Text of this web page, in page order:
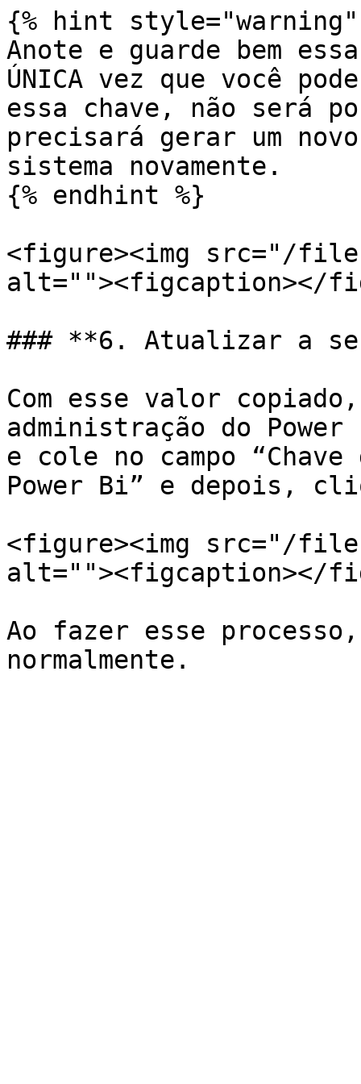
{% hint style="warning"
Anote e guarde bem
ÚNICA vez que você
essa chave, não será
precisará gerar um
sistema novamente.
{% endhint %}
<figure><img src="/
alt=""><figcaption></
### **6. Atualizar a
Com esse valor
administração do Power
e cole no campo
Power Bi” e depois,
<figure><img src="/
alt=""><figcaption></
Ao fazer esse